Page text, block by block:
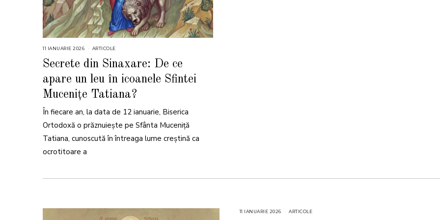
11 IANUARIE 2026
I
A
U
A
I
0
6
ARTICOLE
Secrete din Sinaxare: De ce
apare un leu în icoanele Sfintei
Mucenițe Tatiana?
În fiecare an, la data de 12 ianuarie, Biserica
Ortodoxă o prăznuiește pe Sfânta Muceniță
Tatiana, cunoscută în întreaga lume creștină ca
ocrotitoare a
11 IANUARIE 2026 ARTICOLE